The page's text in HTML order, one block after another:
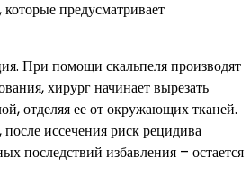
предусматривает
При помощи скальпеля производят
хирург начинает вырезать
отделяя ее от окружающих тканей.
иссечения риск рецидива
последствий избавления – остается